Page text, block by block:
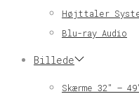
Højttaler
Blu-ray Audio
Billede
Skærme 32″ –